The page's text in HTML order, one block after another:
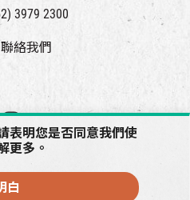
表明您是否同意我們使
更多。
白
3979 2300
聯絡我們